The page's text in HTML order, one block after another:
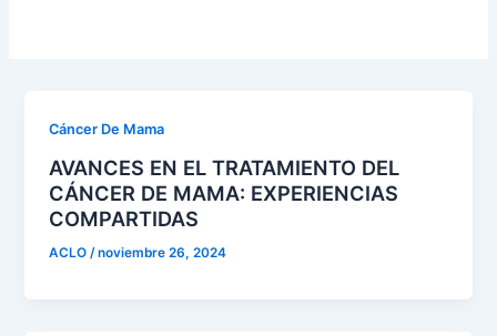
Cáncer De Mama
AVANCES EN EL TRATAMIENTO DEL
CÁNCER DE MAMA: EXPERIENCIAS
COMPARTIDAS
ACLO /noviembre 26, 2024